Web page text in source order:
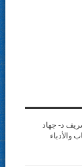
د- جهاد